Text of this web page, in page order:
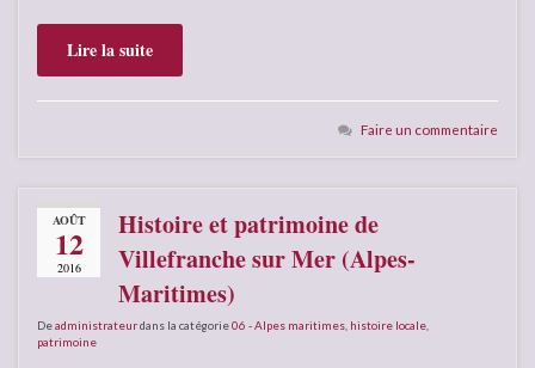
Lire la suite
Faire un commentaire
AOÛT
12
2016
Histoire et patrimoine de
Villefranche sur Mer (Alpes-
Maritimes)
Deadministrateurdans la catégorie06 - Alpes maritimes histoire locale
patrimoine